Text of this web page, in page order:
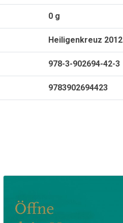
0 g
Heiligenkreuz 2012
978-3-902694-42-3
9783902694423